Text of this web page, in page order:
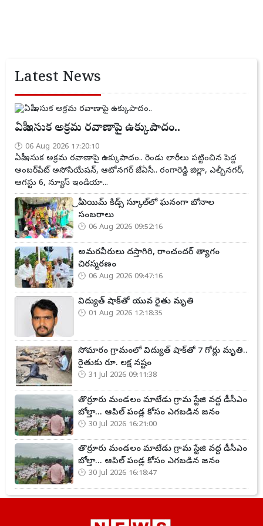
Latest News
ఏపీ ఇసుక అక్రమ రవాణాపై ఉక్కుపాదం..
06 Aug 2026 17:20:10
ఏపీ ఇసుక అక్రమ రవాణాపై ఉక్కుపాదం.. రెండు లారీలు పట్టించిన పెద్ద
అంబర్‌పేట్ అసోసియేషన్, ఆటోనగర్ జేఏసీ.. రంగారెడ్డి జిల్లా, ఎల్బీనగర్,
ఆగస్టు 6, న్యూస్ ఇండియా...
ప్రీ ఎయిమ్ కిడ్స్ స్కూల్‌లో ఘనంగా బోనాల
సంబరాలు
06 Aug 2026 09:52:16
అమరవీరులు దస్తాగిరి, రాంచందర్ త్యాగం
చిరస్మరణం
06 Aug 2026 09:47:16
విద్యుత్ షాక్‌తో యువ రైతు మృతి
01 Aug 2026 12:18:35
సోమారం గ్రామంలో విద్యుత్ షాక్‌తో 7 గోర్లు మృతి..
రైతుకు రూ. లక్ష నష్టం
31 Jul 2026 09:11:38
తొర్రూరు మండలం మాటేడు గ్రామ స్టేజి వద్ద డీసీఎం
బోల్తా... ఆపిల్ పండ్ల కోసం ఎగబడిన జనం
30 Jul 2026 16:21:00
తొర్రూరు మండలం మాటేడు గ్రామ స్టేజి వద్ద డీసీఎం
బోల్తా... ఆపిల్ పండ్ల కోసం ఎగబడిన జనం
30 Jul 2026 16:18:47